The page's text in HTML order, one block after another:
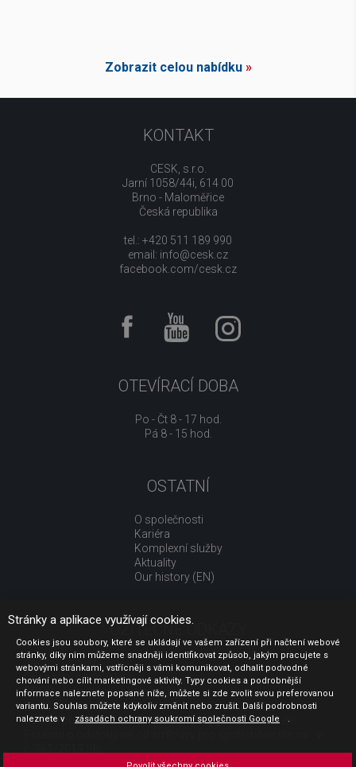
Zobrazit celou nabídku»
KONTAKT
CESK, s.r.o.
Jarní 1058/44i, 614 00
Brno - Maloměřice
Česká republika
tel.: +420 511 189 990
email: info@cesk.cz
facebook.com/cesk.cz
OTEVÍRACÍ DOBA
Po - Čt 8 - 17 hod.
Pá 8 - 15 hod.
OSTATNÍ
O společnosti
Kariéra
Komplexní služby
Aktuality
Our history (EN)
UŽITEČNÉ ODKAZY
Jak nakupovat
Obchodní podmínky
GDPR - ochrana osobních údajů
Profil zadavatele
Sdělení před uzavřením kupní smlouvy pro spotřebitele
Stránky a aplikace využívají cookies.
Cookies jsou soubory, které se ukládají ve vašem zařízení při načtení webové
stránky, díky nim můžeme snadněji identifikovat způsob, jakým pracujete s
webovými stránkami, vstřícněji s vámi komunikovat, odhalit podvodné
chování nebo cílit marketingové aktivity. Typy cookies a podrobnější
informace naleznete popsané níže, můžete si zde zvolit svou preferovanou
variantu. Souhlas můžete kdykoliv změnit nebo zrušit. Další podrobnosti
naleznete v
zásadách ochrany soukromí společnosti Google .